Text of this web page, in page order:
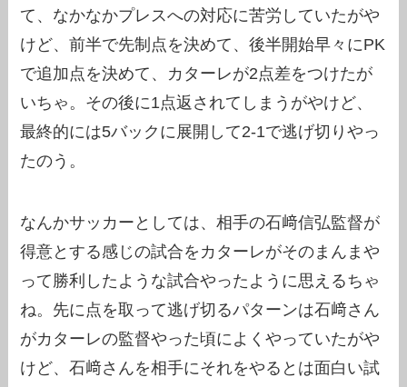
て、なかなかプレスへの対応に苦労していたがや
けど、前半で先制点を決めて、後半開始早々にPK
で追加点を決めて、カターレが2点差をつけたが
いちゃ。その後に1点返されてしまうがやけど、
最終的には5バックに展開して2-1で逃げ切りやっ
たのう。
なんかサッカーとしては、相手の石﨑信弘監督が
得意とする感じの試合をカターレがそのまんまや
って勝利したような試合やったように思えるちゃ
ね。先に点を取って逃げ切るパターンは石﨑さん
がカターレの監督やった頃によくやっていたがや
けど、石﨑さんを相手にそれをやるとは面白い試